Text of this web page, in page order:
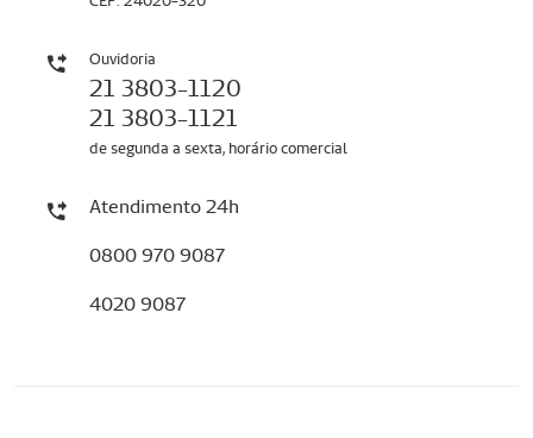
Ouvidoria
21 3803-1120
21 3803-1121
de segunda a sexta, horário comercial
Atendimento 24h
0800 970 9087
4020 9087